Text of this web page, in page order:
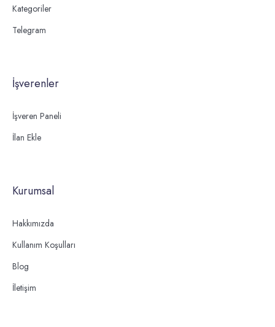
Kategoriler
Telegram
İşverenler
İşveren Paneli
İlan Ekle
Kurumsal
Hakkımızda
Kullanım Koşulları
Blog
İletişim